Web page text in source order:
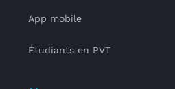
App mobile
Étudiants en PVT